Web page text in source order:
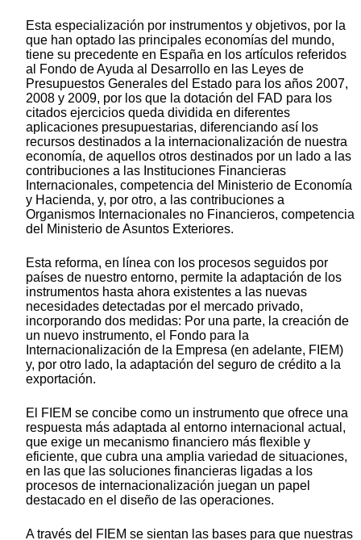
Esta especialización por instrumentos y objetivos, por la
que han optado las principales economías del mundo,
tiene su precedente en España en los artículos referidos
al Fondo de Ayuda al Desarrollo en las Leyes de
Presupuestos Generales del Estado para los años 2007,
2008 y 2009, por los que la dotación del FAD para los
citados ejercicios queda dividida en diferentes
aplicaciones presupuestarias, diferenciando así los
recursos destinados a la internacionalización de nuestra
economía, de aquellos otros destinados por un lado a las
contribuciones a las Instituciones Financieras
Internacionales, competencia del Ministerio de Economía
y Hacienda, y, por otro, a las contribuciones a
Organismos Internacionales no Financieros, competencia
del Ministerio de Asuntos Exteriores.
Esta reforma, en línea con los procesos seguidos por
países de nuestro entorno, permite la adaptación de los
instrumentos hasta ahora existentes a las nuevas
necesidades detectadas por el mercado privado,
incorporando dos medidas: Por una parte, la creación de
un nuevo instrumento, el Fondo para la
Internacionalización de la Empresa (en adelante, FIEM)
y, por otro lado, la adaptación del seguro de crédito a la
exportación.
El FIEM se concibe como un instrumento que ofrece una
respuesta más adaptada al entorno internacional actual,
que exige un mecanismo financiero más flexible y
eficiente, que cubra una amplia variedad de situaciones,
en las que las soluciones financieras ligadas a los
procesos de internacionalización juegan un papel
destacado en el diseño de las operaciones.
A través del FIEM se sientan las bases para que nuestras